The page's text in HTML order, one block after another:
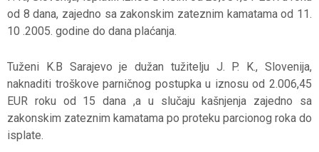
od 8 dana, zajedno sa zakonskim zateznim kamatama od 11.
10 .2005. godine do dana plaćanja.
Tuženi K.B Sarajevo je dužan tužitelju J. P. K., Slovenija,
naknaditi troškove parničnog postupka u iznosu od 2.006,45
EUR roku od 15 dana ,a u slučaju kašnjenja zajedno sa
zakonskim zateznim kamatama po proteku parcionog roka do
isplate.